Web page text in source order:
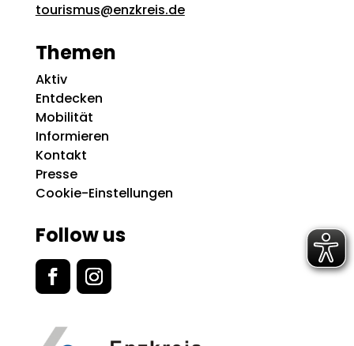
tourismus@enzkreis.de
Themen
Aktiv
Entdecken
Mobilität
Informieren
Kontakt
Presse
Cookie-Einstellungen
Follow us